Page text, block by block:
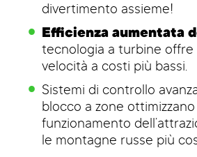
divertimento assieme!
Efficienza aumentata
tecnologia a turbine offre
velocità a costi più bassi.
Sistemi di controllo
blocco a zone
funzionamento
le montagne russe più